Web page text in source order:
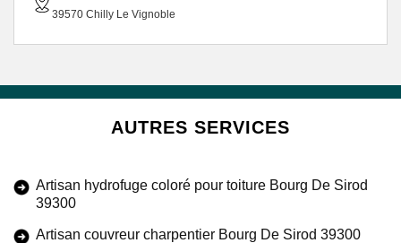
39570 Chilly Le Vignoble
AUTRES SERVICES
Artisan hydrofuge coloré pour toiture Bourg De Sirod
39300
Artisan couvreur charpentier Bourg De Sirod 39300